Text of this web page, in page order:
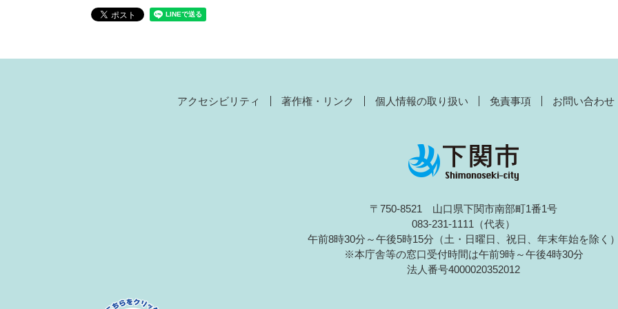
アクセシビリティ 著作権・リンク 個人情報の取り扱い 免責事項 お問い合わせ
〒750-8521 山口県下関市南部町1番1号
083-231-1111（代表）
午前8時30分～午後5時15分（土・日曜日、祝日、年末年始を除く）
※本庁舎等の窓口受付時間は午前9時～午後4時30分
法人番号4000020352012